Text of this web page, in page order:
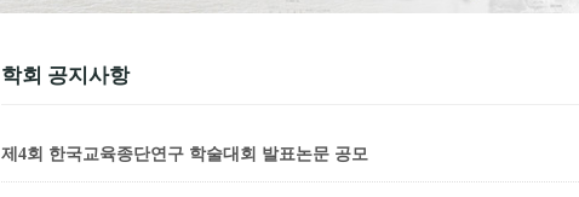
학회 공지사항
제4회 한국교육종단연구 학술대회 발표논문 공모